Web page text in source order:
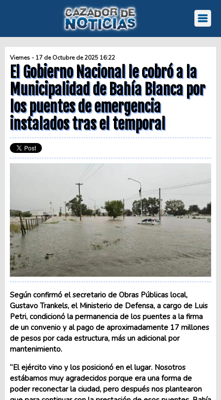
Viernes - 17 de Octubre de 2025 16:22
El Gobierno Nacional le cobró a la
Municipalidad de Bahía Blanca por
los puentes de emergencia
instalados tras el temporal
Según confirmó el secretario de Obras Públicas local,
Gustavo Trankels, el Ministerio de Defensa, a cargo de Luis
Petri, condicionó la permanencia de los puentes a la firma
de un convenio y al pago de aproximadamente 17 millones
de pesos por cada estructura, más un adicional por
mantenimiento.
“El ejército vino y los posicionó en el lugar. Nosotros
estábamos muy agradecidos porque era una forma de
poder reconectar la ciudad, pero después nos plantearon